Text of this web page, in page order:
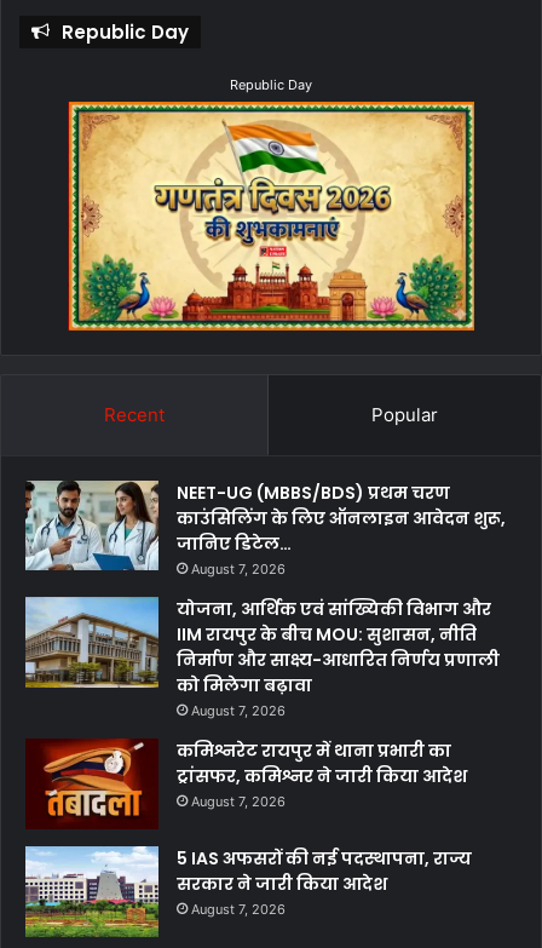
Republic Day
Republic Day
Recent Popular
NEET-UG (MBBS/BDS) प्रथम चरण
काउंसिलिंग के लिए ऑनलाइन आवेदन शुरू,
जानिए डिटेल…
August 7, 2026
योजना, आर्थिक एवं सांख्यिकी विभाग और
IIM रायपुर के बीच MOU: सुशासन, नीति
निर्माण और साक्ष्य-आधारित निर्णय प्रणाली
को मिलेगा बढ़ावा
August 7, 2026
कमिश्नरेट रायपुर में थाना प्रभारी का
ट्रांसफर, कमिश्नर ने जारी किया आदेश
August 7, 2026
5 IAS अफसरों की नई पदस्थापना, राज्य
सरकार ने जारी किया आदेश
August 7, 2026